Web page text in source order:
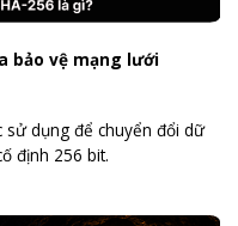
bảo vệ mạng lưới
dụng để chuyển đổi dữ
định 256 bit.